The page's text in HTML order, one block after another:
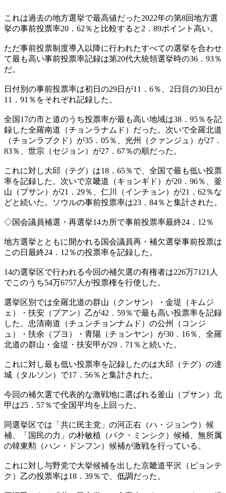
これは過去の地方選挙で最高値だった2022年の第8回地方選
挙の事前投票率20．62％と比較すると2．89ポイント高い。
ただ事前投票制度導入以降に行われたすべての選挙を合わせ
て最も高い事前投票率記録は第20代大統領選挙時の36．93％
だ。
日付別の事前投票率は初日の29日が11．6％、2日目の30日が
11．91％をそれぞれ記録した。
全国17の市と道のうち投票率が最も高い地域は38．95％を記
録した全羅南道（チョンラナムド）だった。次いで全羅北道
（チョンラブクド）が35．05％、光州（クァンジュ）が27．
83％、世宗（セジョン）が27．67％の順だった。
これに対し大邱（テグ）は18．65％で、全国で最も低い投票
率を記録した。次いで京畿道（キョンギド）が20．96％、釜
山（プサン）が21．29％、仁川（インチョン）が21．62％な
どと続いた。ソウルの事前投票率は23．84％と集計された。
◇国会議員補選・再選挙14カ所で事前投票率最終24．12％
地方選挙とともに開かれる国会議員再・補欠選挙事前投票は
この日最終24．12％の投票率を記録した。
14の選挙区で行われる今回の補欠選の有権者は226万7121人
でこのうち54万6757人が投票権を行使した。
選挙区別では全羅北道の群山（クンサン）・金堤（キムジ
ェ）・扶安（プアン）乙が42．59％で最も高い投票率を記録
した。忠清南道（チュンチョンナムド）の公州（コンジ
ュ）・扶余（プヨ）・青陽（チョンヤン）が30．16％、全羅
北道の群山・金堤・扶安甲が29．71％と続いた。
これに対し最も低い投票率を記録したのは大邱（テグ）の達
城（タルソン）で17．56％と集計された。
今回の補欠選で代表的な激戦地に選ばれる釜山（プサン）北
甲は25．57％で全国平均を上回った。
同選挙区では「共に民主党」の河正右（ハ・ジョンウ）候
補、「国民の力」の朴敏植（パク・ミンシク）候補、無所属
の韓東勲（ハン・ドンフン）候補が激戦を行っている。
これに対し与野党で大挙候補を出した京畿道平沢（ピョンテ
ク）乙の投票率は18．39％で、低調だった。